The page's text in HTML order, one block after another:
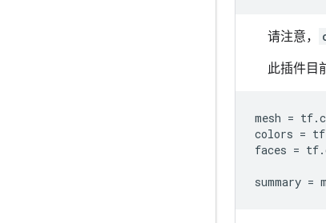
请注意，
此插件目
mesh = tf.
colors = tf
faces = tf.
summary =